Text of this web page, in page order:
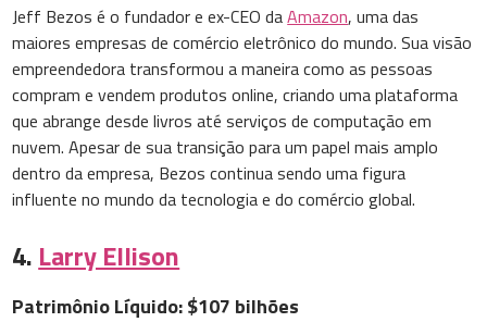
Jeff Bezos é o fundador e ex-CEO daAmazon, uma das
maiores empresas de comércio eletrônico do mundo. Sua visão
empreendedora transformou a maneira como as pessoas
compram e vendem produtos online, criando uma plataforma
que abrange desde livros até serviços de computação em
nuvem. Apesar de sua transição para um papel mais amplo
dentro da empresa, Bezos continua sendo uma figura
influente no mundo da tecnologia e do comércio global.
4. Larry Ellison
Patrimônio Líquido: $107 bilhões